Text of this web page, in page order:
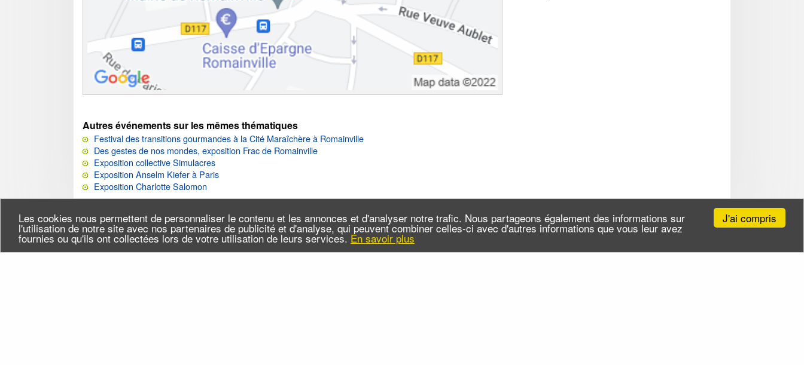
J'ai compris
Les cookies nous permettent de personnaliser le contenu et les annonces et d'analyser notre trafic. Nous partageons également des informations sur
l'utilisation de notre site avec nos partenaires de publicité et d'analyse, qui peuvent combiner celles-ci avec d'autres informations que vous leur avez
fournies ou qu'ils ont collectées lors de votre utilisation de leurs services. En savoir plus
Autres événements sur les mêmes thématiques
Festival des transitions gourmandes à la Cité Maraîchère à Romainville
Des gestes de nos mondes, exposition Frac de Romainville
Exposition collective Simulacres
Exposition Anselm Kiefer à Paris
Exposition Charlotte Salomon
Seine-Saint-Denis Tourisme Qui sommes-nous ? Infos pratiques Contact
FAQ